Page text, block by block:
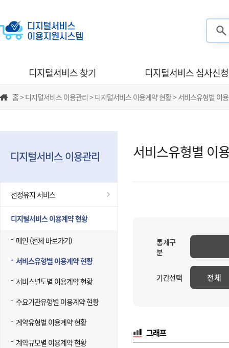
디지털서비스 찾기 디지털서비스 심사신청
홈 > 디지털서비스 이용관리 > 디지털서비스 이용계약 현황 > 서비스유형별 이
디지털서비스 이용관리
선정유지 서비스
디지털서비스 이용계약 현황
메인 (전체 바로가기)
서비스유형별 이용계약 현황
서비스년도별 이용계약 현황
수요기관유형별 이용계약 현황
계약유형별 이용계약 현황
계약규모별 이용계약 현황
서비스유형별 이
통계구
분
기간선택 전체
그래프